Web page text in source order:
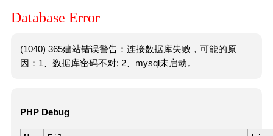
Database Error
(1040) 365建站错误警告：连接数据库失败，可能的原
因：1、数据库密码不对; 2、mysql未启动。
PHP Debug